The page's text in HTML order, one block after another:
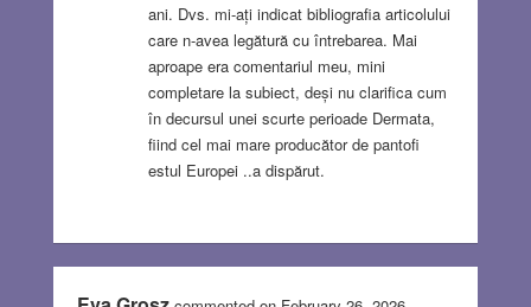
ani. Dvs. mi-ați indicat bibliografia articolului
care n-avea legătură cu întrebarea. Mai
aproape era comentariul meu, mini
completare la subiect, deși nu clarifica cum
în decursul unei scurte perioade Dermata,
fiind cel mai mare producător de pantofi
estul Europei ..a dispărut.